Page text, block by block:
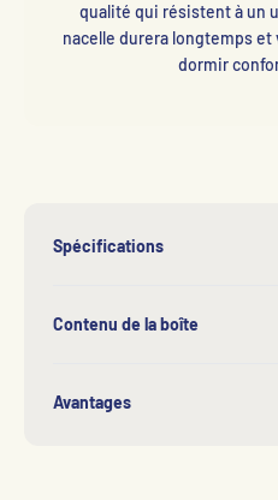
qualité qui résistent à un
nacelle durera longtemps
dormir
Spécifications
Contenu de la boîte
Avantages